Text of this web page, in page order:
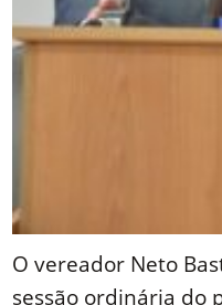
O vereador Neto
sessão ordinária do